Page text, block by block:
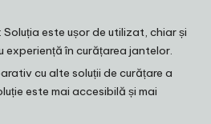
: Soluția este ușor de utilizat, chiar și
experiență în curățarea jantelor.
cu alte soluții de curățare a
este mai accesibilă și mai